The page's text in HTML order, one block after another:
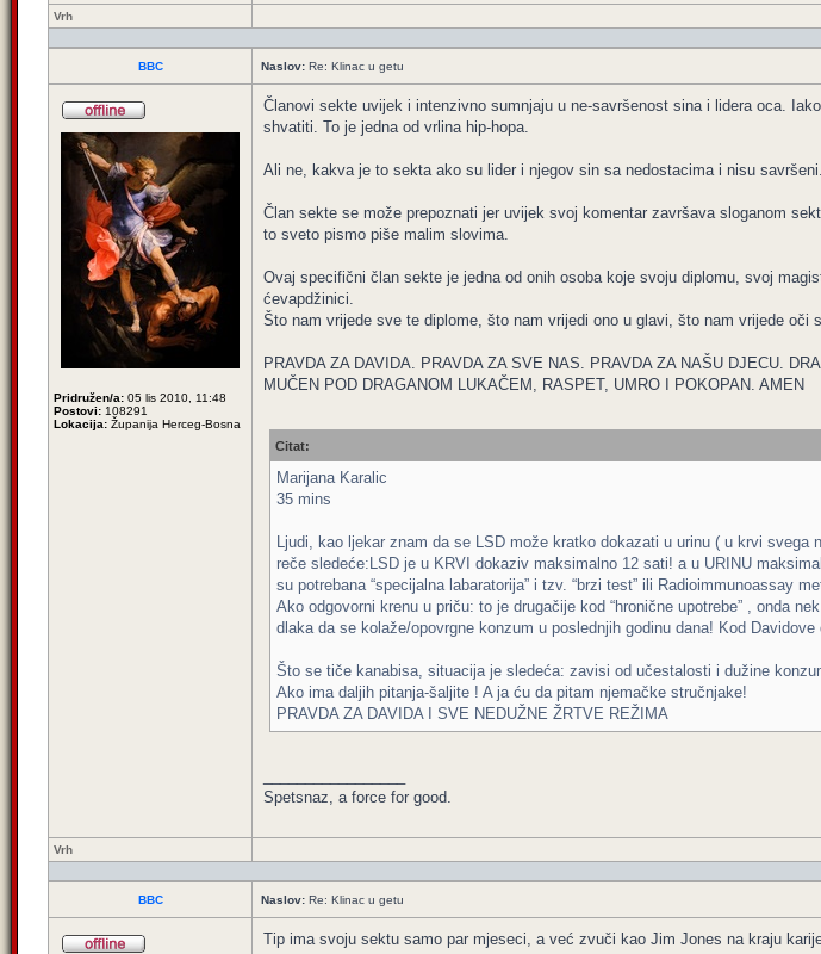
Vrh
BBC Naslov: Re: Klinac u getu
Pridružen/a: 05 lis 2010, 11:48
Postovi: 108291
Lokacija: Županija Herceg-Bosna
Članovi sekte uvijek i intenzivno sumnjaju u ne-savršenost sina i lidera oca.
shvatiti. To je jedna od vrlina hip-hopa.
Ali ne, kakva je to sekta ako su lider i njegov sin sa nedostacima i nisu savršeni.
Član sekte se može prepoznati jer uvijek svoj komentar završava sloganom
to sveto pismo piše malim slovima.
Ovaj specifični član sekte je jedna od onih osoba koje svoju diplomu, svoj
ćevapdžinici.
Što nam vrijede sve te diplome, što nam vrijedi ono u glavi, što nam vrijede
PRAVDA ZA DAVIDA. PRAVDA ZA SVE NAS. PRAVDA ZA NAŠU DJECU.
MUČEN POD DRAGANOM LUKAČEM, RASPET, UMRO I POKOPAN. AMEN
Citat:
Marijana Karalic
35 mins
Ljudi, kao ljekar znam da se LSD može kratko dokazati u urinu ( u krvi
reče sledeće:LSD je u KRVI dokaziv maksimalno 12 sati! a u URINU
su potrebana “specijalna labaratorija” i tzv. “brzi test” ili Radioimmunoassay
Ako odgovorni krenu u priču: to je drugačije kod “hronične upotrebe” , onda
dlaka da se kolaže/opovrgne konzum u poslednjih godinu dana! Kod
Što se tiče kanabisa, situacija je sledeća: zavisi od učestalosti i dužine
Ako ima daljih pitanja-šaljite ! A ja ću da pitam njemačke stručnjake!
PRAVDA ZA DAVIDA I SVE NEDUŽNE ŽRTVE REŽIMA
Spetsnaz, a force for good.
Vrh
BBC Naslov: Re: Klinac u getu
Tip ima svoju sektu samo par mjeseci, a već zvuči kao Jim Jones na kraju